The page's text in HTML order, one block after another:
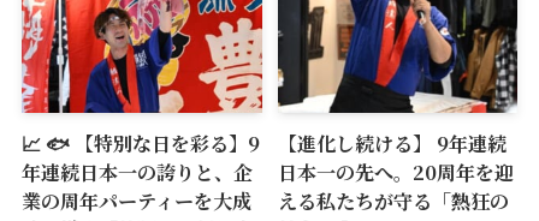
📈 🐟 【特別な日を彩る】9
年連続日本一の誇りと、企
業の周年パーティーを大成
【進化し続ける】 9年連続
日本一の先へ。20周年を迎
える私たちが守る「熱狂の